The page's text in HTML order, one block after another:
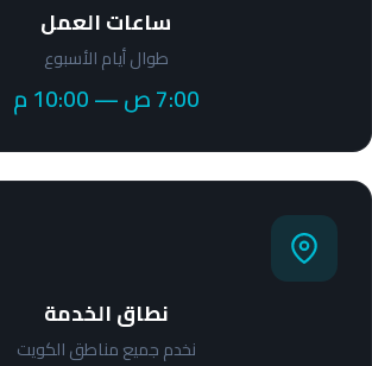
ساعات العمل
طوال أيام الأسبوع
7:00 ص — 10:00 م
نطاق الخدمة
نخدم جميع مناطق الكويت